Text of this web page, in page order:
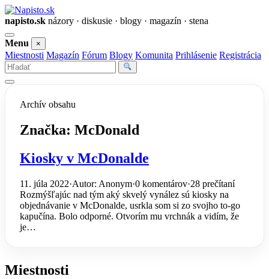
napisto.sk názory · diskusie · blogy · magazín · stena
Otvoriť
menu
Menu ×
Miestnosti Magazín Fórum Blogy Komunita Prihlásenie Registrácia
Vyhľadať
Archív obsahu
Značka: McDonald
Kiosky v McDonalde
11. júla 2022·Autor: Anonym·0 komentárov·28 prečítaní
Rozmýšľajúc nad tým aký skvelý vynález sú kiosky na
objednávanie v McDonalde, usrkla som si zo svojho to-go
kapučína. Bolo odporné. Otvorím mu vrchnák a vidím, že
je…
Miestnosti